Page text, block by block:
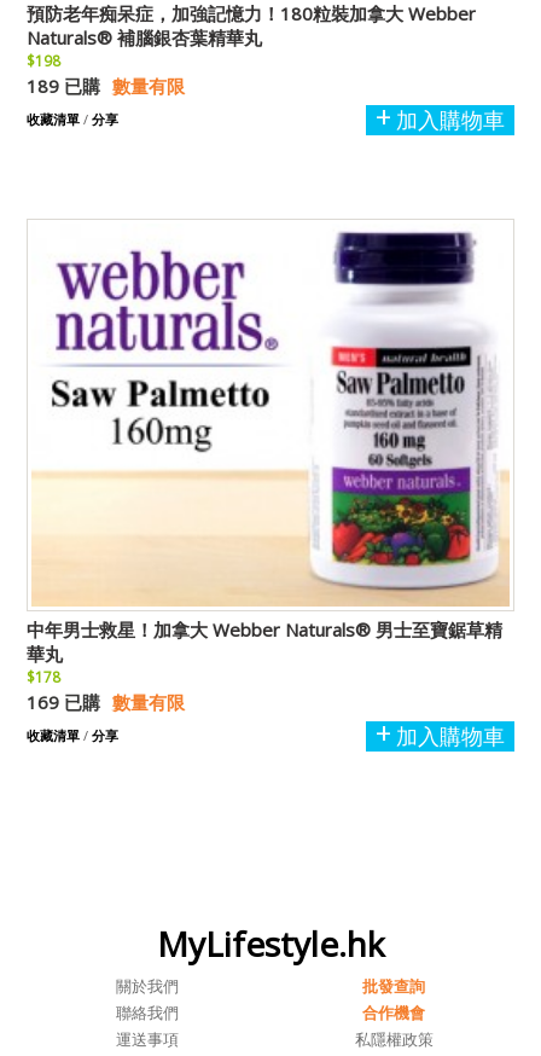
預防老年痴呆症，加強記憶力！180粒裝加拿大 Webber
Naturals® 補腦銀杏葉精華丸
$198
189 已購 數量有限
加入購物車
收藏清單 / 分享
中年男士救星！加拿大 Webber Naturals® 男士至寶鋸草精
華丸
$178
169 已購 數量有限
加入購物車
收藏清單 / 分享
MyLifestyle.hk
關於我們
批發查詢
聯絡我們
合作機會
運送事項
私隱權政策